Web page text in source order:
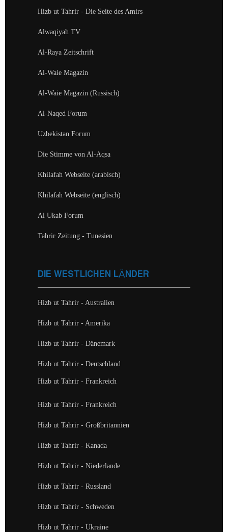
Hizb ut Tahrir - Die Seite des Amirs
Alwaqiyah TV
Al-Raya Zeitschrift
Al-Waie Magazin
Al-Waie Magazin (Russisch)
Al-Naqed Forum
Uzbekistan Forum
Die Stimme von Al-Aqsa
Khilafah Webseite (arabisch)
Khilafah Webseite (englisch)
Al Ukab Forum
Tahrir Zeitung - Tunesien
DIE WESTLICHEN LÄNDER
Hizb ut Tahrir - Australien
Hizb ut Tahrir - Amerika
Hizb ut Tahrir - Dänemark
Hizb ut Tahrir - Deutschland
Hizb ut Tahrir - Frankreich
Hizb ut Tahrir - Frankreich
Hizb ut Tahrir - Großbritannien
Hizb ut Tahrir - Kanada
Hizb ut Tahrir - Niederlande
Hizb ut Tahrir - Russland
Hizb ut Tahrir - Schweden
Hizb ut Tahrir - Ukraine